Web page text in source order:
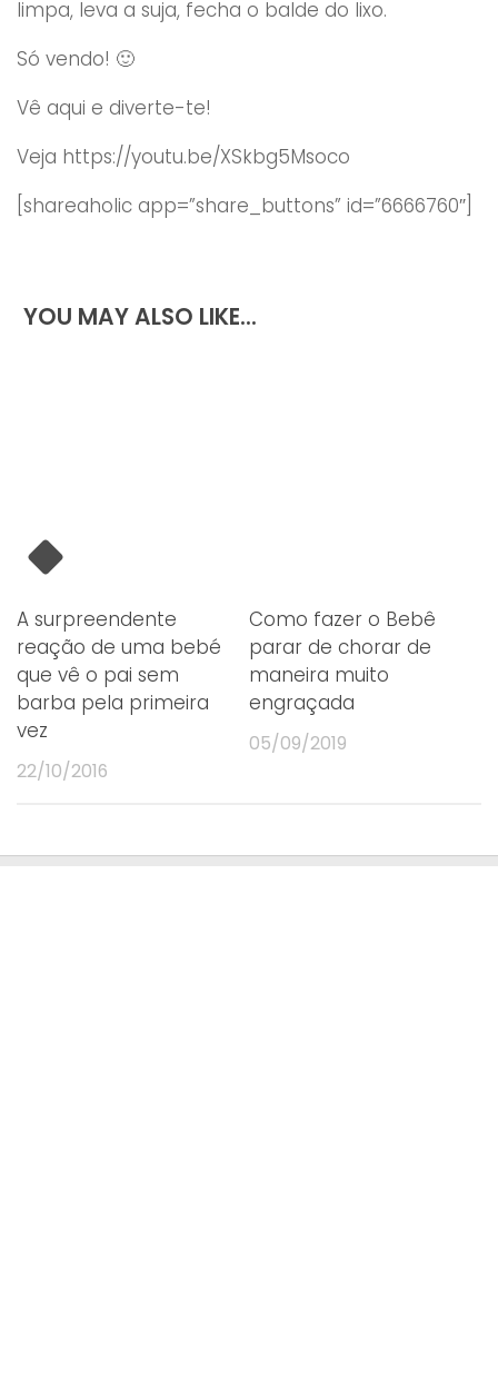
limpa, leva a suja, fecha o balde do lixo.
Só vendo! 🙂
Vê aqui e diverte-te!
Veja https://youtu.be/XSkbg5Msoco
[shareaholic app=”share_buttons” id=”6666760″]
YOU MAY ALSO LIKE...
A surpreendente
reação de uma bebé
que vê o pai sem
barba pela primeira
vez
22/10/2016
Como fazer o Bebê
parar de chorar de
maneira muito
engraçada
05/09/2019